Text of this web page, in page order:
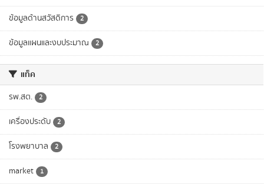
ข้อมูลด้านสวัสดิการ 2
ข้อมูลแผนและงบประมาณ 2
แท็ค
รพ.สต. 2
เครื่องประดับ 2
โรงพยาบาล 2
market 1